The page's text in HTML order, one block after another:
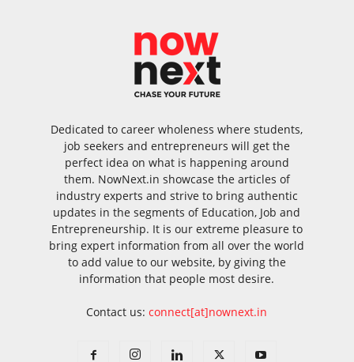
Dedicated to career wholeness where students,
job seekers and entrepreneurs will get the
perfect idea on what is happening around
them. NowNext.in showcase the articles of
industry experts and strive to bring authentic
updates in the segments of Education, Job and
Entrepreneurship. It is our extreme pleasure to
bring expert information from all over the world
to add value to our website, by giving the
information that people most desire.
Contact us:connect[at]nownext.in